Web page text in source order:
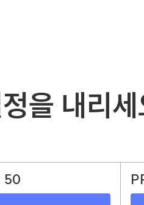
을 내리세
50